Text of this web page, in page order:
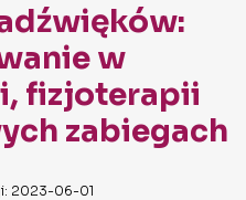
w
fizjoterapii
zabiegach
2023-06-01